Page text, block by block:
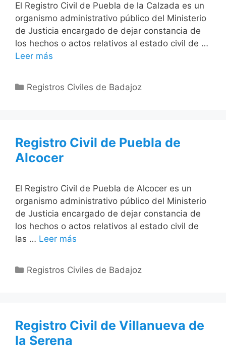
El Registro Civil de Puebla de la Calzada es un
organismo administrativo público del Ministerio
de Justicia encargado de dejar constancia de
los hechos o actos relativos al estado civil de …
Leer más
Categorías
Registros Civiles de Badajoz
Registro Civil de Puebla de
Alcocer
El Registro Civil de Puebla de Alcocer es un
organismo administrativo público del Ministerio
de Justicia encargado de dejar constancia de
los hechos o actos relativos al estado civil de
las … Leer más
Categorías
Registros Civiles de Badajoz
Registro Civil de Villanueva de
la Serena